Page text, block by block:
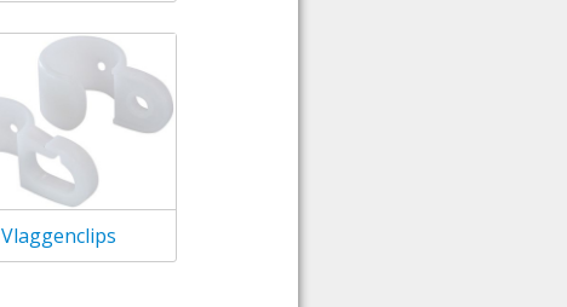
Vlaggenclips